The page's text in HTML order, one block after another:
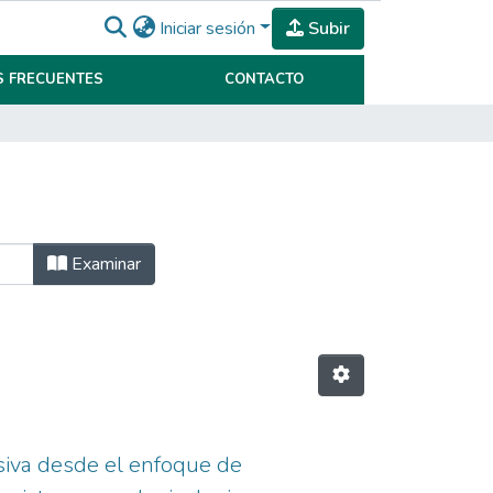
Iniciar sesión Subir
FRECUENTES CONTACTO
Examinar
desde el enfoque de